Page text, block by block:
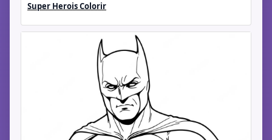
Super Herois Colorir